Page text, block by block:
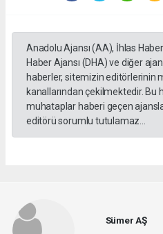
Anadolu Ajansı (AA), İhlas
Haber Ajansı (DHA) ve diğer
haberler, sitemizin editörlerinin
kanallarından çekilmektedir. Bu
muhataplar haberi geçen
editörü sorumlu tutulamaz...
Sümer AŞ